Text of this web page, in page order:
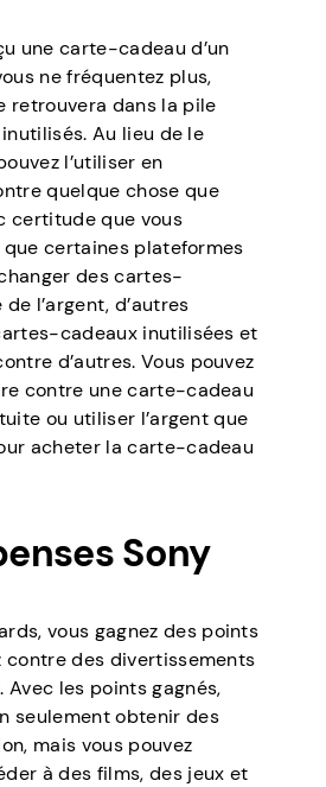
une carte-cadeau d’un
ne fréquentez plus,
retrouvera dans la pile
Au lieu de le
l’utiliser en
quelque chose que
certitude que vous
certaines plateformes
des cartes-
l’argent, d’autres
cadeaux inutilisées et
d’autres. Vous pouvez
contre une carte-cadeau
ou utiliser l’argent que
acheter la carte-cadeau
Sony
vous gagnez des points
contre des divertissements
Avec les points gagnés,
seulement obtenir des
mais vous pouvez
à des films, des jeux et